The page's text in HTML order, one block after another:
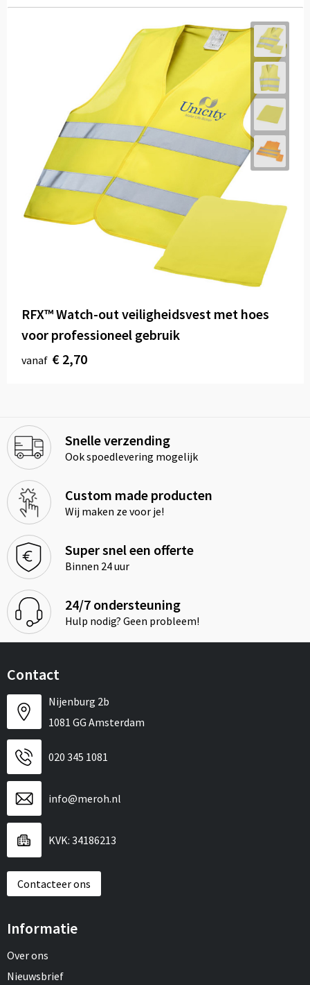
RFX™ Watch-out veiligheidsvest met hoes
voor professioneel gebruik
vanaf € 2,70
Snelle verzending
Ook spoedlevering mogelijk
Custom made producten
Wij maken ze voor je!
Super snel een offerte
Binnen 24 uur
24/7 ondersteuning
Hulp nodig? Geen probleem!
Contact
Nijenburg 2b
1081 GG Amsterdam
020 345 1081
info@meroh.nl
KVK: 34186213
Contacteer ons
Informatie
Over ons
Nieuwsbrief